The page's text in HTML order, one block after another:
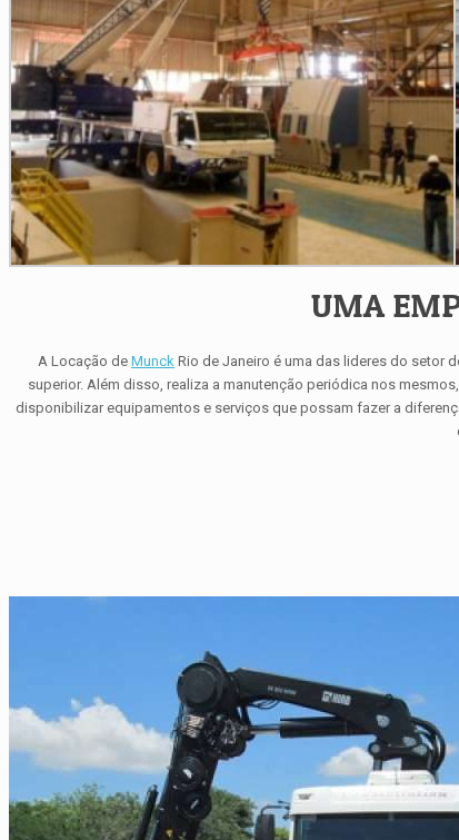
UMA
A Locação de Munck Rio de Janeiro é uma das lideres do setor
superior. Além disso, realiza a manutenção periódica nos
disponibilizar equipamentos e serviços que possam fazer a